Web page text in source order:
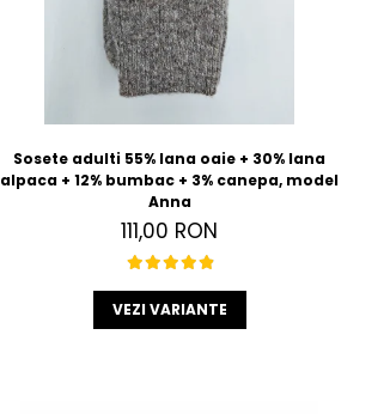
Sosete adulti 55% lana oaie + 30% lana
alpaca + 12% bumbac + 3% canepa, model
Anna
111,00 RON
VEZI VARIANTE